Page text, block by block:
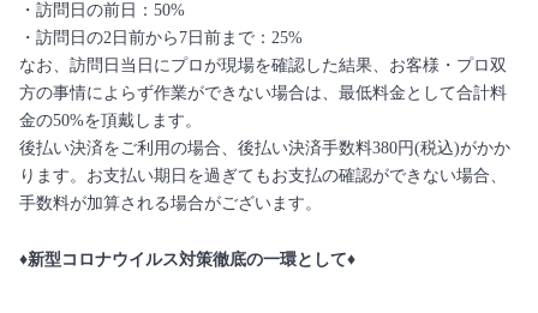
・訪問日の前日：50%
・訪問日の2日前から7日前まで：25%
なお、訪問日当日にプロが現場を確認した結果、お客様・プロ双
方の事情によらず作業ができない場合は、最低料金として合計料
金の50%を頂戴します。
後払い決済をご利用の場合、後払い決済手数料380円(税込)がかか
ります。お支払い期日を過ぎてもお支払の確認ができない場合、
手数料が加算される場合がございます。
♦新型コロナウイルス対策徹底の一環として♦